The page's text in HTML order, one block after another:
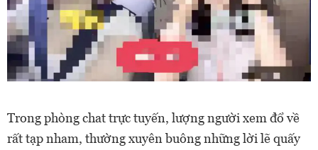
Trong phòng chat trực tuyến, lượng người xem đổ về
rất tạp nham, thường xuyên buông những lời lẽ quấy